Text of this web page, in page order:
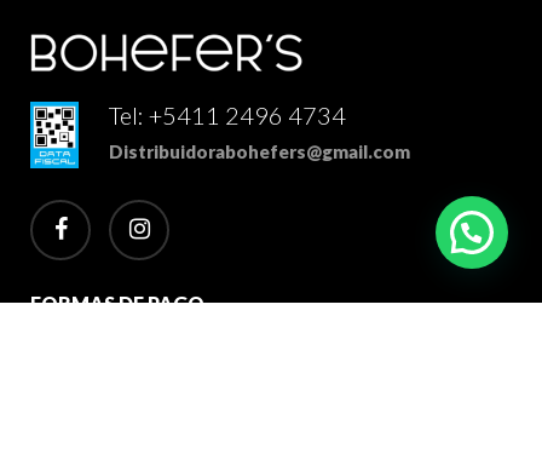
Tel: +5411 2496 4734
Distribuidorabohefers@gmail.com
facebook instagram
FORMAS DE PAGO